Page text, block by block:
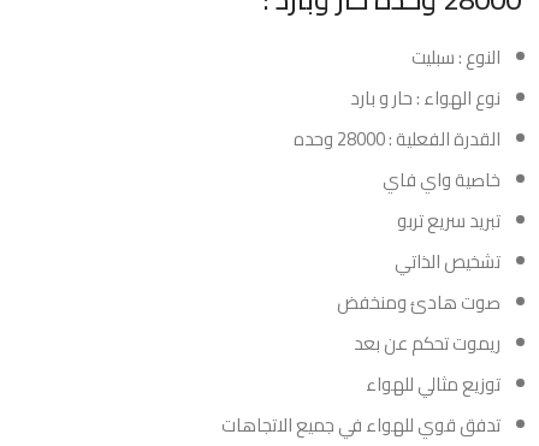
النوع : سبليت
نوع الهواء : حار و بارد
القدرة الفعلية : 28000 وحده
خاصية واي فاي
تبريد سريع تربو
تشخيص الذاتي
صوت هادئ ومنخفض
ريموت تحكم عن بعد
توزيع مثالي للهواء
تدفق قوي للهواء في جميع الاتجاهات